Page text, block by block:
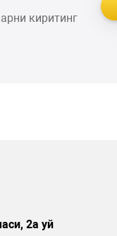
киритинг
2а уй